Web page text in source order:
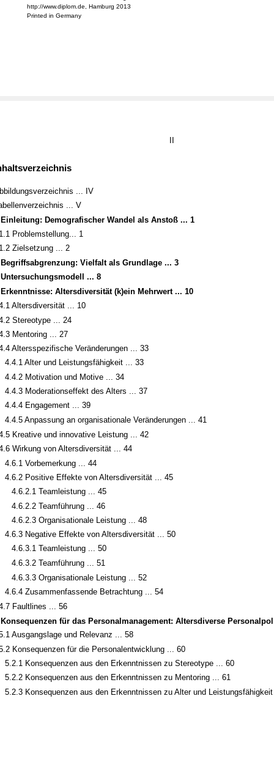
http://www.diplom.de, Hamburg 2013
Printed in Germany
... IV
... V
Demografischer Wandel als Anstoß ... 1
Problemstellung... 1
Zielsetzung ... 2
Vielfalt als Grundlage ... 3
... 8
Altersdiversität (k)ein Mehrwert ... 10
Altersdiversität ... 10
Stereotype ... 24
Mentoring ... 27
Altersspezifische Veränderungen ... 33
4.4.1 Alter und Leistungsfähigkeit ... 33
4.4.2 Motivation und Motive ... 34
4.4.3 Moderationseffekt des Alters ... 37
4.4.4 Engagement ... 39
4.4.5 Anpassung an organisationale Veränderungen ... 41
Kreative und innovative Leistung ... 42
Wirkung von Altersdiversität ... 44
4.6.1 Vorbemerkung ... 44
4.6.2 Positive Effekte von Altersdiversität ... 45
4.6.2.1 Teamleistung ... 45
4.6.2.2 Teamführung ... 46
4.6.2.3 Organisationale Leistung ... 48
4.6.3 Negative Effekte von Altersdiversität ... 50
4.6.3.1 Teamleistung ... 50
4.6.3.2 Teamführung ... 51
4.6.3.3 Organisationale Leistung ... 52
4.6.4 Zusammenfassende Betrachtung ... 54
Faultlines ... 56
für das Personalmanagement: Altersdiverse
Ausgangslage und Relevanz ... 58
Konsequenzen für die Personalentwicklung ... 60
5.2.1 Konsequenzen aus den Erkenntnissen zu Stereotype ... 60
5.2.2 Konsequenzen aus den Erkenntnissen zu Mentoring ... 61
5.2.3 Konsequenzen aus den Erkenntnissen zu Alter und